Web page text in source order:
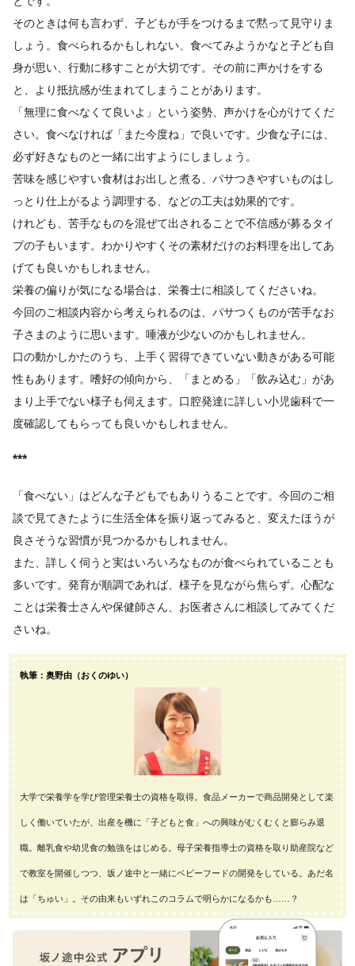
そのときは何も言わず、子どもが手をつけるまで黙って見守りま
しょう。食べられるかもしれない、食べてみようかなと子ども自
身が思い、行動に移すことが大切です。その前に声かけをする
と、より抵抗感が生まれてしまうことがあります。
「無理に食べなくて良いよ」という姿勢、声かけを心がけてくだ
さい。食べなければ「また今度ね」で良いです。少食な子には、
必ず好きなものと一緒に出すようにしましょう。
苦味を感じやすい食材はお出しと煮る、パサつきやすいものはし
っとり仕上がるよう調理する、などの工夫は効果的です。
けれども、苦手なものを混ぜて出されることで不信感が募るタイ
プの子もいます。わかりやすくその素材だけのお料理を出してあ
げても良いかもしれません。
栄養の偏りが気になる場合は、栄養士に相談してくださいね。
今回のご相談内容から考えられるのは、パサつくものが苦手なお
子さまのように思います。唾液が少ないのかもしれません。
口の動かしかたのうち、上手く習得できていない動きがある可能
性もあります。嗜好の傾向から、「まとめる」「飲み込む」があ
まり上手でない様子も伺えます。口腔発達に詳しい小児歯科で一
度確認してもらっても良いかもしれません。
***
「食べない」はどんな子どもでもありうることです。今回のご相
談で見てきたように生活全体を振り返ってみると、変えたほうが
良さそうな習慣が見つかるかもしれません。
また、詳しく伺うと実はいろいろなものが食べられていることも
多いです。発育が順調であれば、様子を見ながら焦らず。心配な
ことは栄養士さんや保健師さん、お医者さんに相談してみてくだ
さいね。
執筆：奥野由（おくのゆい）
大学で栄養学を学び管理栄養士の資格を取得。食品メーカーで商品開発として楽
しく働いていたが、出産を機に「子どもと食」への興味がむくむくと膨らみ退
職。離乳食や幼児食の勉強をはじめる。母子栄養指導士の資格を取り助産院など
で教室を開催しつつ、坂ノ途中と一緒にベビーフードの開発をしている。あだ名
は「ちゅい」。その由来もいずれこのコラムで明らかになるかも……？